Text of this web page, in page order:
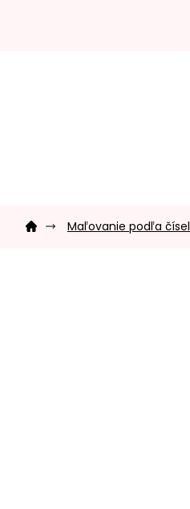
Domov Maľovanie podľa čísel